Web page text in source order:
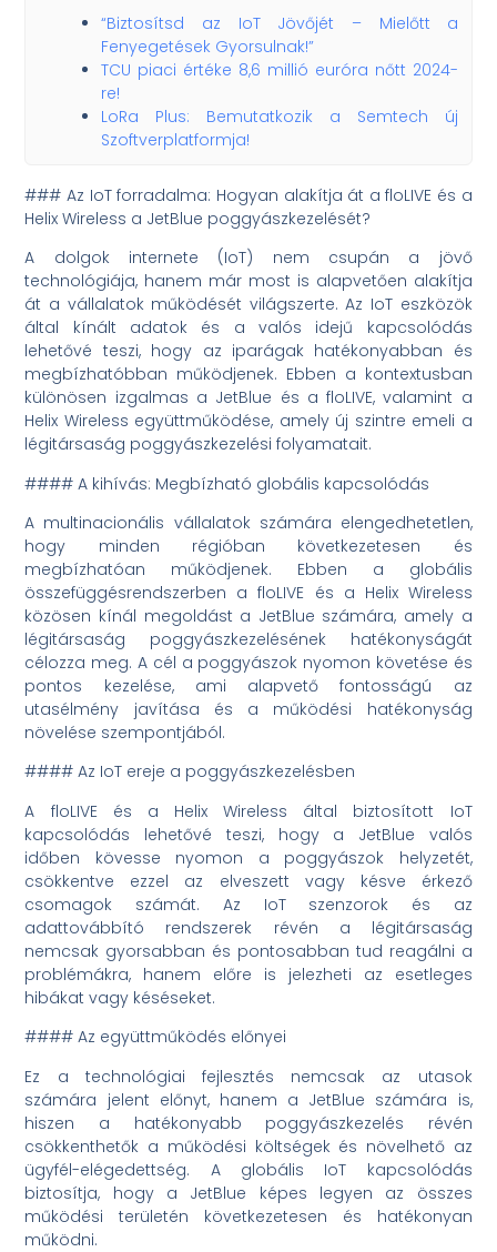
“Biztosítsd az IoT Jövőjét – Mielőtt a
Fenyegetések Gyorsulnak!”
TCU piaci értéke 8,6 millió euróra nőtt 2024-
re!
LoRa Plus: Bemutatkozik a Semtech új
Szoftverplatformja!
### Az IoT forradalma: Hogyan alakítja át a floLIVE és a
Helix Wireless a JetBlue poggyászkezelését?
A dolgok internete (IoT) nem csupán a jövő
technológiája, hanem már most is alapvetően alakítja
át a vállalatok működését világszerte. Az IoT eszközök
által kínált adatok és a valós idejű kapcsolódás
lehetővé teszi, hogy az iparágak hatékonyabban és
megbízhatóbban működjenek. Ebben a kontextusban
különösen izgalmas a JetBlue és a floLIVE, valamint a
Helix Wireless együttműködése, amely új szintre emeli a
légitársaság poggyászkezelési folyamatait.
#### A kihívás: Megbízható globális kapcsolódás
A multinacionális vállalatok számára elengedhetetlen,
hogy minden régióban következetesen és
megbízhatóan működjenek. Ebben a globális
összefüggésrendszerben a floLIVE és a Helix Wireless
közösen kínál megoldást a JetBlue számára, amely a
légitársaság poggyászkezelésének hatékonyságát
célozza meg. A cél a poggyászok nyomon követése és
pontos kezelése, ami alapvető fontosságú az
utasélmény javítása és a működési hatékonyság
növelése szempontjából.
#### Az IoT ereje a poggyászkezelésben
A floLIVE és a Helix Wireless által biztosított IoT
kapcsolódás lehetővé teszi, hogy a JetBlue valós
időben kövesse nyomon a poggyászok helyzetét,
csökkentve ezzel az elveszett vagy késve érkező
csomagok számát. Az IoT szenzorok és az
adattovábbító rendszerek révén a légitársaság
nemcsak gyorsabban és pontosabban tud reagálni a
problémákra, hanem előre is jelezheti az esetleges
hibákat vagy késéseket.
#### Az együttműködés előnyei
Ez a technológiai fejlesztés nemcsak az utasok
számára jelent előnyt, hanem a JetBlue számára is,
hiszen a hatékonyabb poggyászkezelés révén
csökkenthetők a működési költségek és növelhető az
ügyfél-elégedettség. A globális IoT kapcsolódás
biztosítja, hogy a JetBlue képes legyen az összes
működési területén következetesen és hatékonyan
működni.